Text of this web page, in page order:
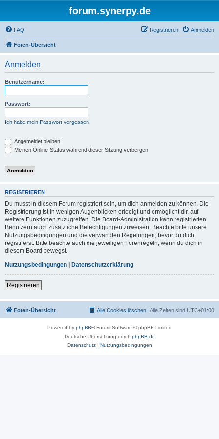
forum.synerpy.de
FAQ Anmelden
Registrieren
Foren-Übersicht
Anmelden
Benutzername:
Passwort:
Ich habe mein Passwort vergessen
Angemeldet bleiben
Meinen Online-Status während dieser Sitzung verbergen
REGISTRIEREN
Du musst in diesem Forum registriert sein, um dich anmelden zu können. Die
Registrierung ist in wenigen Augenblicken erledigt und ermöglicht dir, auf
weitere Funktionen zuzugreifen. Die Board-Administration kann registrierten
Benutzern auch zusätzliche Berechtigungen zuweisen. Beachte bitte unsere
Nutzungsbedingungen und die verwandten Regelungen, bevor du dich
registrierst. Bitte beachte auch die jeweiligen Forenregeln, wenn du dich in
diesem Board bewegst.
Nutzungsbedingungen | Datenschutzerklärung
Registrieren
Foren-Übersicht Alle Zeiten sind UTC+01:00
Alle Cookies löschen
Powered by phpBB® Forum Software © phpBB Limited
Deutsche Übersetzung durch phpBB.de
Datenschutz| Nutzungsbedingungen